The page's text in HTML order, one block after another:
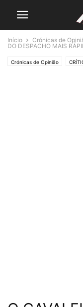
Início Crónicas de
DO DESPACHO MAIS
Crónicas de Opinião